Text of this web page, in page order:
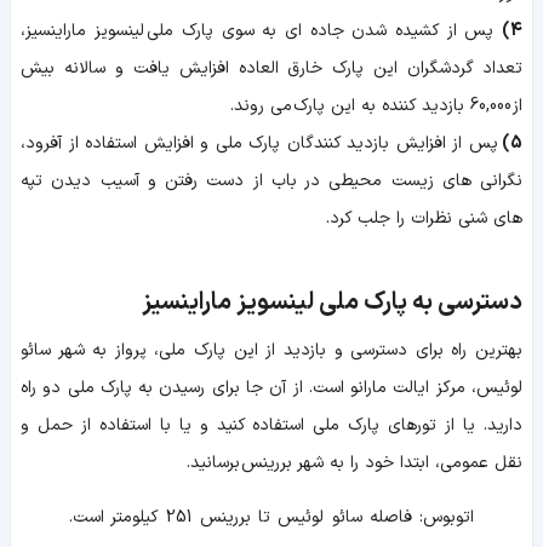
4)
پس از کشیده شدن جاده ای به سوی پارک ملی لینسویز ماراینسیز،
تعداد گردشگران این پارک خارق العاده افزایش یافت و سالانه بیش
از 60,000 بازدید کننده به این پارک می روند.
5) پس از افزایش بازدید کنندگان پارک ملی و افزایش استفاده از آفرود،
نگرانی های زیست محیطی در باب از دست رفتن و آسیب دیدن تپه
های شنی نظرات را جلب کرد.
دسترسی به پارک ملی لینسویز ماراینسیز
بهترین راه برای دسترسی و بازدید از این پارک ملی، پرواز به شهر سائو
لوئیس، مرکز ایالت مارانو است. از آن جا برای رسیدن به پارک ملی دو راه
دارید. یا از تورهای پارک ملی استفاده کنید و یا با استفاده از حمل و
نقل عمومی، ابتدا خود را به شهر بررینس برسانید.
اتوبوس: فاصله سائو لوئیس تا بررینس 251 کیلومتر است.